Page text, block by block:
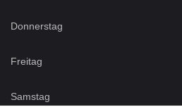
Donnerstag
Freitag
Samstag